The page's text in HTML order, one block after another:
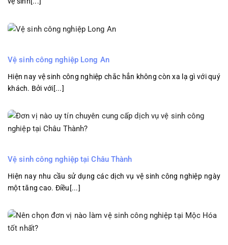
Vệ sinh công nghiệp Long An
Hiện nay vệ sinh công nghiệp chắc hẳn không còn xa lạ gì với quý
khách. Bởi với[...]
Vệ sinh công nghiệp tại Châu Thành
Hiện nay nhu cầu sử dụng các dịch vụ vệ sinh công nghiệp ngày
một tăng cao. Điều[...]